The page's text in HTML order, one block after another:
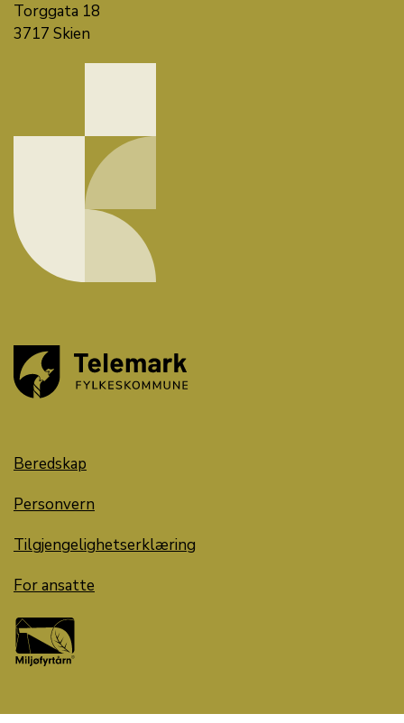
Torggata 18
3717 Skien
Beredskap
Personvern
Tilgjengelighetserklæring
For ansatte